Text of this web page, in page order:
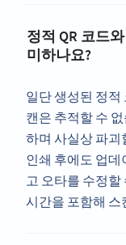
정적 QR 코드
미하나요?
일단 생성된 정적
캔은 추적할 수
하며 사실상 파괴
인쇄 후에도 업
고 오타를 수정
시간을 포함해 스